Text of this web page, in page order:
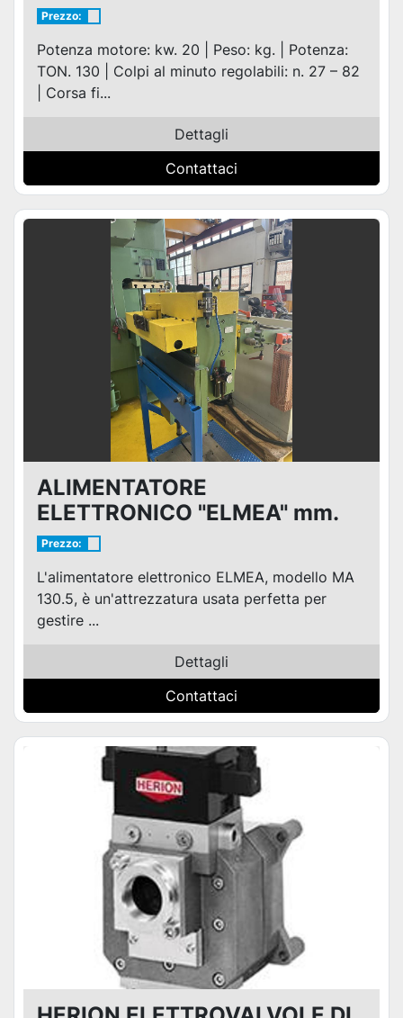
Prezzo:
Potenza motore: kw. 20 | Peso: kg. | Potenza:
TON. 130 | Colpi al minuto regolabili: n. 27 – 82
| Corsa fi...
Dettagli
Contattaci
ALIMENTATORE
ELETTRONICO "ELMEA" mm.
500x3
Prezzo:
L'alimentatore elettronico ELMEA, modello MA
130.5, è un'attrezzatura usata perfetta per
gestire ...
Dettagli
Contattaci